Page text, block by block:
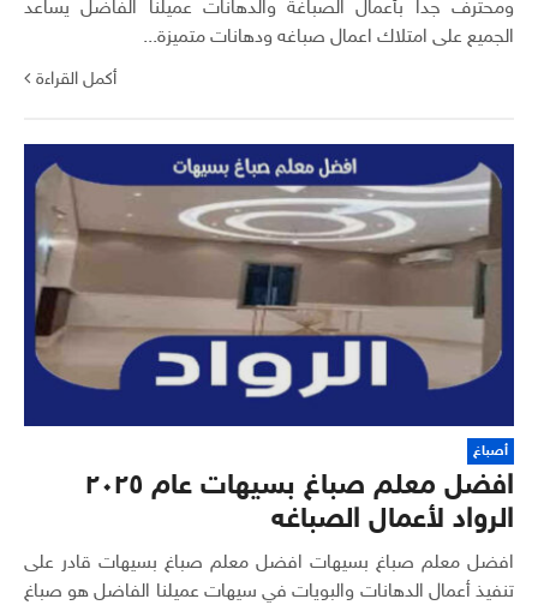
ومحترف جدا بأعمال الصباغة والدهانات عميلنا الفاضل يساعد
الجميع على امتلاك اعمال صباغه ودهانات متميزة...
أكمل القراءة
أصباغ
افضل معلم صباغ بسيهات عام ٢٠٢٥
الرواد لأعمال الصباغه
افضل معلم صباغ بسيهات افضل معلم صباغ بسيهات قادر على
تنفيذ أعمال الدهانات والبويات في سيهات عميلنا الفاضل هو صباغ